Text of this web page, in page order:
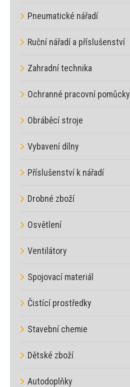
Pneumatické nářadí
Ruční nářadí a příslušenství
Zahradní technika
Ochranné pracovní pomůcky
Obráběcí stroje
Vybavení dílny
Příslušenství k nářadí
Drobné zboží
Osvětlení
Ventilátory
Spojovací materiál
Čistící prostředky
Stavební chemie
Dětské zboží
Autodoplňky